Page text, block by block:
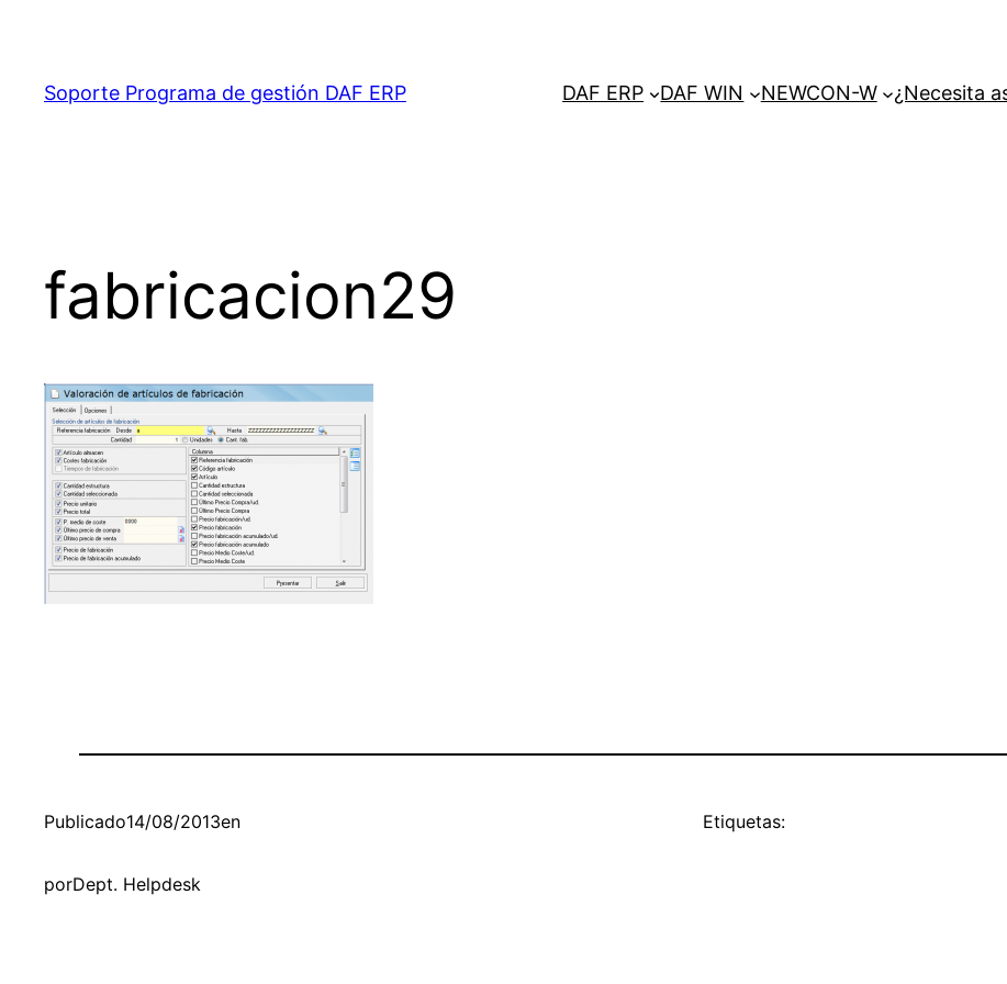
contenido
Soporte Programa de gestión DAF ERP DAF ERP DAF WIN NEWCON-W ¿Necesita
fabricacion29
Publicado14/08/2013en
porDept. Helpdesk
Etiquetas: